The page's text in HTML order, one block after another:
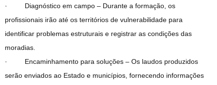
· Diagnóstico em campo – Durante a formação, os
profissionais irão até os territórios de vulnerabilidade para
identificar problemas estruturais e registrar as condições das
moradias.
· Encaminhamento para soluções – Os laudos produzidos
serão enviados ao Estado e municípios, fornecendo informações